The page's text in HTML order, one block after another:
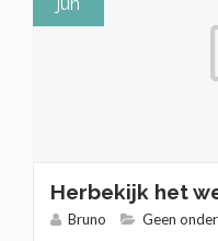
Herbekijk het
Bruno Geen